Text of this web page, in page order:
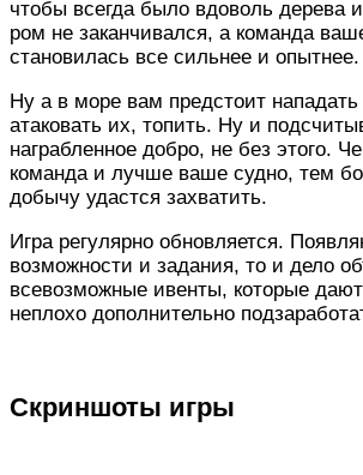
чтобы всегда было вдоволь дерева
ром не заканчивался, а команда
становилась все сильнее и опытнее.
Ну а в море вам предстоит нападать
атаковать их, топить. Ну и
награбленное добро, не без этого.
команда и лучше ваше судно, тем
добычу удастся захватить.
Игра регулярно обновляется.
возможности и задания, то и дело
всевозможные ивенты, которые
неплохо дополнительно
Скриншоты игры